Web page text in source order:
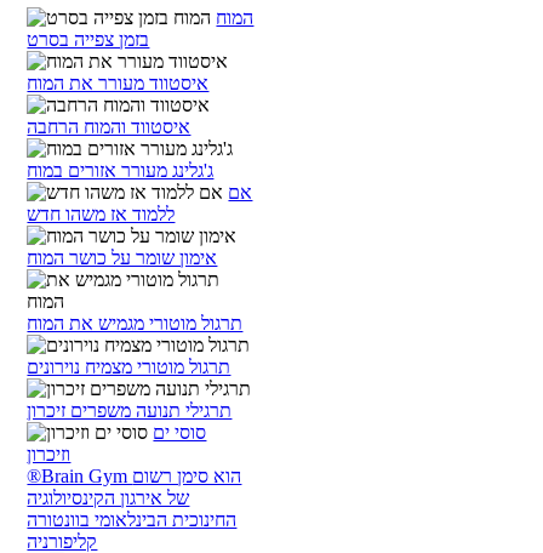
המוח
בזמן צפייה בסרט
איסטווד מעורר את המוח
איסטווד והמוח הרחבה
ג'גלינג מעורר אזורים במוח
אם
ללמוד אז משהו חדש
אימון שומר על כושר המוח
תרגול מוטורי מגמיש את המוח
תרגול מוטורי מצמיח נוירונים
תרגילי תנועה משפרים זיכרון
סוסי ים
וזיכרון
®Brain Gym הוא סימן רשום
של אירגון הקינסיולוגיה
החינוכית הבינלאומי בוונטורה
קליפורניה